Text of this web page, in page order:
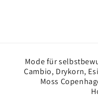
Mode für
Cambio, Drykorn,
Moss